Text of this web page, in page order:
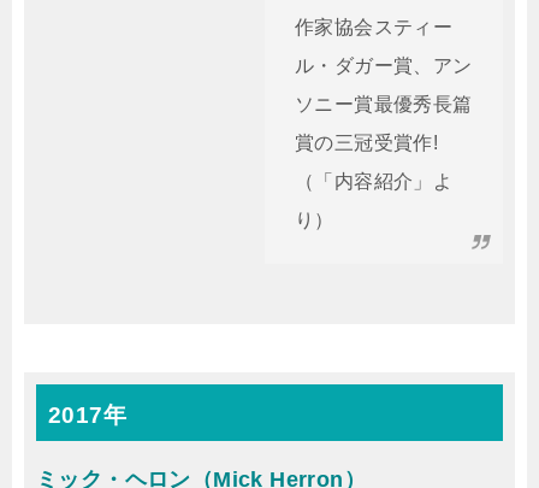
作家協会スティー
ル・ダガー賞、アン
ソニー賞最優秀長篇
賞の三冠受賞作!
（「内容紹介」よ
り）
2017年
ミック・ヘロン（Mick Herron）